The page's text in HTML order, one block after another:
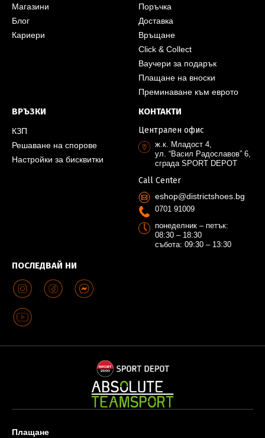
Магазини
Блог
Кариери
Поръчка
Доставка
Връщане
Click & Collect
Ваучери за подарък
Плащане на вноски
Преминаване към еврото
ВРЪЗКИ
КЗП
Решаване на спорове
Настройки за бисквитки
ПОСЛЕДВАЙ НИ
КОНТАКТИ
Централен офис
ж.к. Младост 4,
ул. “Васил Радославов” 6,
сграда SPORT DEPOT
Call Center
eshop@districtshoes.bg
0701 91009
понеделник – петък:
08:30 – 18:30
събота: 09:30 – 13:30
Плащане